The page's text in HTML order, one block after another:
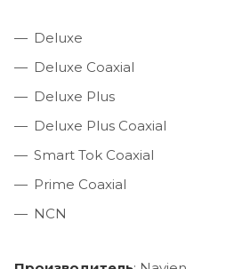
Deluxe
Deluxe Coaxial
Deluxe Plus
Deluxe Plus Coaxial
Smart Tok Coaxial
Prime Coaxial
NCN